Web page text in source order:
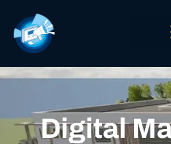
Digital